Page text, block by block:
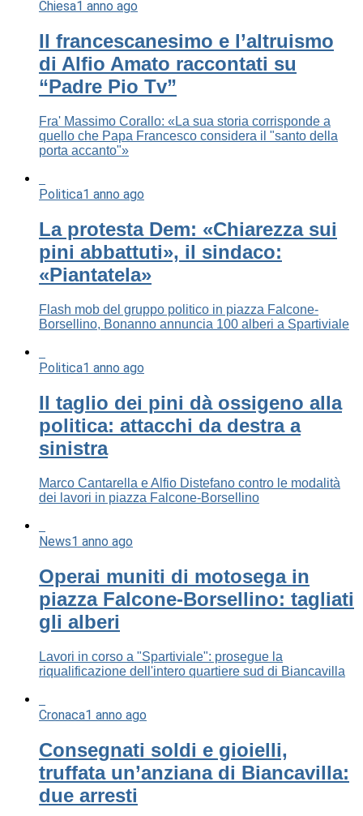
Chiesa1 anno ago
Il francescanesimo e l’altruismo
di Alfio Amato raccontati su
“Padre Pio Tv”
Fra' Massimo Corallo: «La sua storia corrisponde a
quello che Papa Francesco considera il "santo della
porta accanto"»
Politica1 anno ago
La protesta Dem: «Chiarezza sui
pini abbattuti», il sindaco:
«Piantatela»
Flash mob del gruppo politico in piazza Falcone-
Borsellino, Bonanno annuncia 100 alberi a Spartiviale
Politica1 anno ago
Il taglio dei pini dà ossigeno alla
politica: attacchi da destra a
sinistra
Marco Cantarella e Alfio Distefano contro le modalità
dei lavori in piazza Falcone-Borsellino
News1 anno ago
Operai muniti di motosega in
piazza Falcone-Borsellino: tagliati
gli alberi
Lavori in corso a "Spartiviale": prosegue la
riqualificazione dell'intero quartiere sud di Biancavilla
Cronaca1 anno ago
Consegnati soldi e gioielli,
truffata un’anziana di Biancavilla:
due arresti